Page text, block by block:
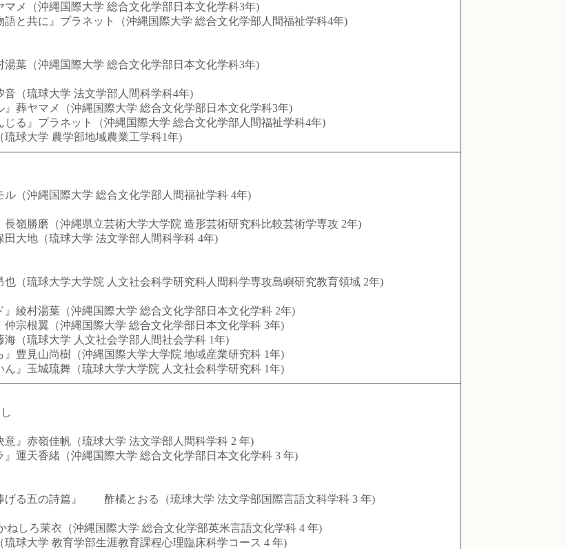
メ（沖縄国際大学 総合文化学部日本文化学科3年)
と共に』プラネット（沖縄国際大学 総合文化学部人間福祉学科4年)
葉（沖縄国際大学 総合文化学部日本文化学科3年)
（琉球大学 法文学部人間科学科4年)
葬ヤマメ（沖縄国際大学 総合文化学部日本文化学科3年)
る』プラネット（沖縄国際大学 総合文化学部人間福祉学科4年)
球大学 農学部地域農業工学科1年)
沖縄国際大学 総合文化学部人間福祉学科 4年)
嶺勝磨（沖縄県立芸術大学大学院 造形芸術研究科比較芸術学専攻 2年)
大地（琉球大学 法文学部人間科学科 4年)
（琉球大学大学院 人文社会科学研究科人間科学専攻島嶼研究教育領域 2年)
綾村湯葉（沖縄国際大学 総合文化学部日本文化学科 2年)
宗根翼（沖縄国際大学 総合文化学部日本文化学科 3年)
（琉球大学 人文社会学部人間社会学科 1年)
豊見山尚樹（沖縄国際大学大学院 地域産業研究科 1年)
』玉城琉舞（琉球大学大学院 人文社会科学研究科 1年)
』赤嶺佳帆（琉球大学 法文学部人間科学科 2 年)
運天香緒（沖縄国際大学 総合文化学部日本文化学科 3 年)
げる五の詩篇』 酢橘とおる（琉球大学 法文学部国際言語文科学科 3 年)
ねしろ茉衣（沖縄国際大学 総合文化学部英米言語文化学科 4 年)
球大学 教育学部生涯教育課程心理臨床科学コース 4 年)